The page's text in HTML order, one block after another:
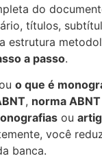
do
títulos,
estrutura
a passo.
o que é
, norma
ou
você
banca.